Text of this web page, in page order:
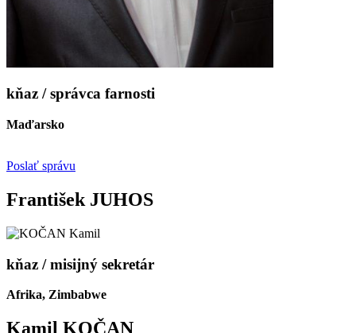
kňaz / správca farnosti
Maďarsko
Poslať správu
František JUHOS
kňaz / misijný sekretár
Afrika, Zimbabwe
Kamil KOČAN